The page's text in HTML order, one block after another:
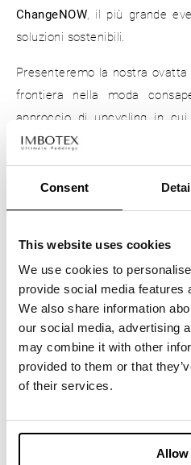
Consent
This website uses cookies
We use cookies to
provide social media features
We also share information
our social media, advertising
may combine it with other
provided to them or that
of their services.
Allow
ChangeNOW, il più grande
soluzioni sostenibili.
Presenteremo la nostra
frontiera nella moda
approccio di upcycling in
vengono lavorati attraverso
creare un nuovo e sostenibile
您可能感兴趣